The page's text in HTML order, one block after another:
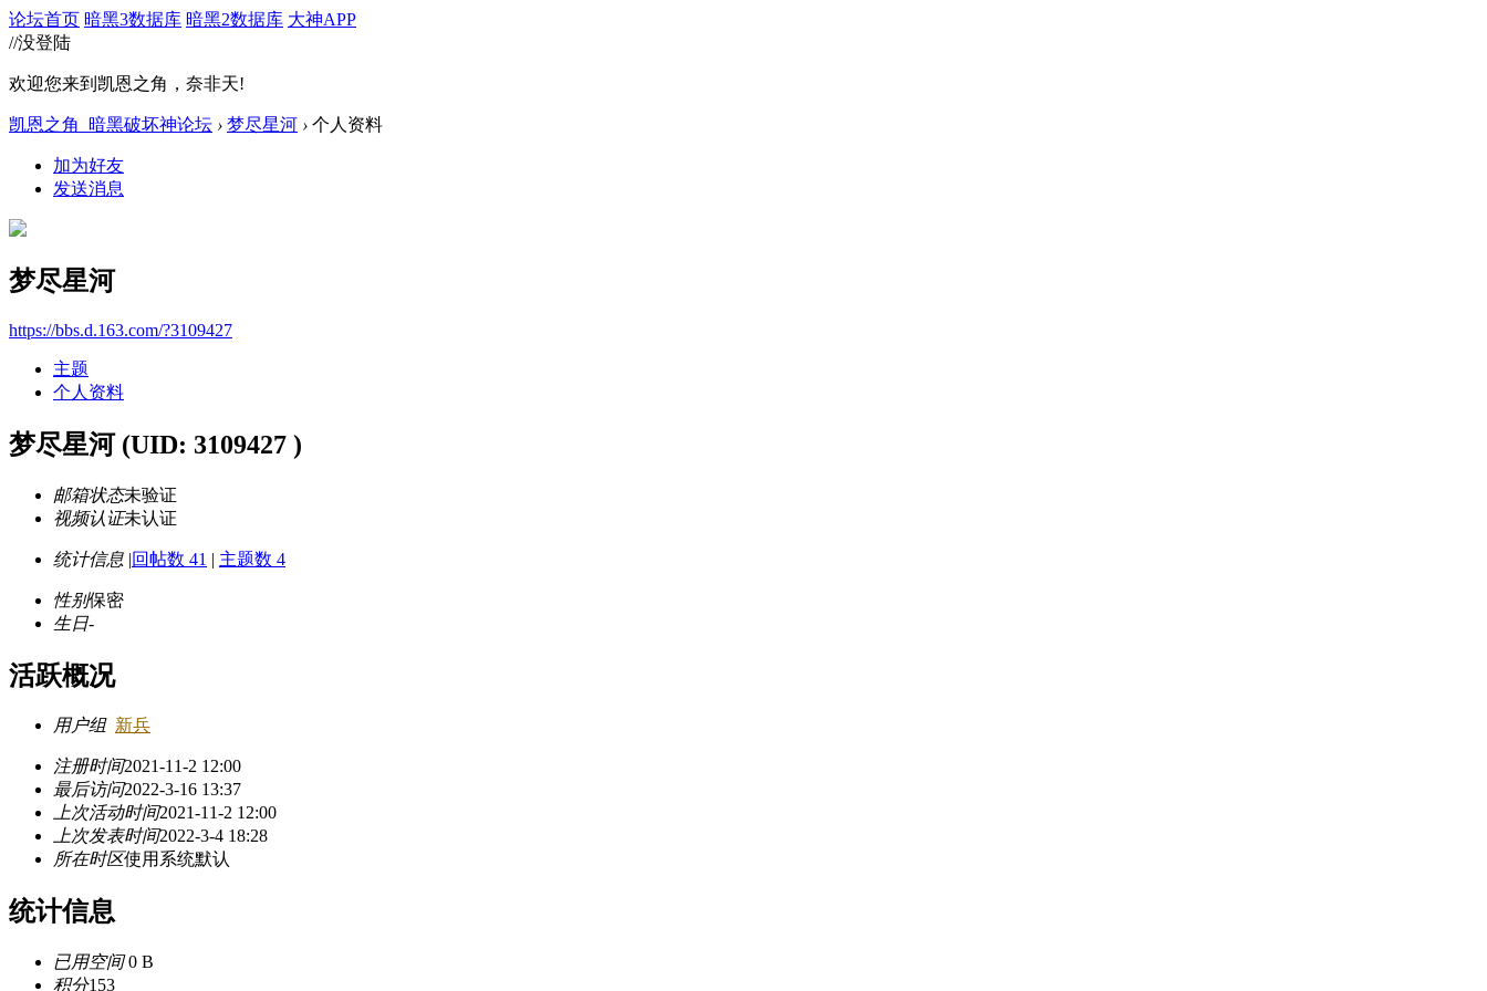
论坛首页 暗黑3数据库 暗黑2数据库 大神APP
//没登陆
欢迎您来到凯恩之角，奈非天!
凯恩之角_暗黑破坏神论坛 › 梦尽星河 › 个人资料
加为好友
发送消息
梦尽星河
https://bbs.d.163.com/?3109427
主题
个人资料
梦尽星河 (UID: 3109427 )
邮箱状态未验证
视频认证未认证
统计信息 |回帖数 41 | 主题数 4
性别保密
生日-
活跃概况
用户组 新兵
注册时间2021-11-2 12:00
最后访问2022-3-16 13:37
上次活动时间2021-11-2 12:00
上次发表时间2022-3-4 18:28
所在时区使用系统默认
统计信息
已用空间0 B
积分153